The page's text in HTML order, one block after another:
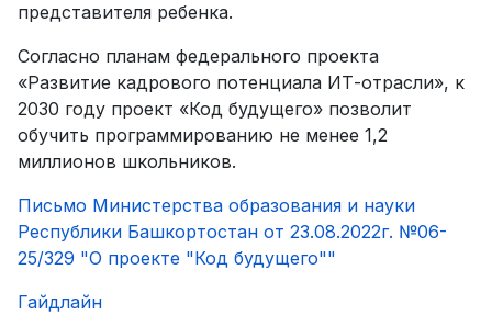
представителя ребенка.
Согласно планам федерального проекта
«Развитие кадрового потенциала ИТ-отрасли», к
2030 году проект «Код будущего» позволит
обучить программированию не менее 1,2
миллионов школьников.
Письмо Министерства образования и науки
Республики Башкортостан от 23.08.2022г. №06-
25/329 "О проекте "Код будущего""
Гайдлайн